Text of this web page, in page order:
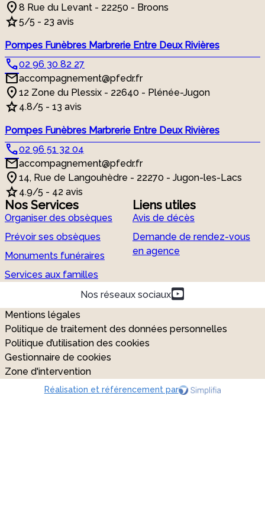
8 Rue du Levant - 22250 - Broons
5/5 - 23 avis
Pompes Funèbres Marbrerie Entre Deux Rivières
02 96 30 82 27
accompagnement@pfedr.fr
12 Zone du Plessix - 22640 - Plénée-Jugon
4.8/5 - 13 avis
Pompes Funèbres Marbrerie Entre Deux Rivières
02 96 51 32 04
accompagnement@pfedr.fr
14, Rue de Langouhèdre - 22270 - Jugon-les-Lacs
4.9/5 - 42 avis
Nos Services
Organiser des obsèques
Prévoir ses obsèques
Monuments funéraires
Services aux familles
Liens utiles
Avis de décès
Demande de rendez-vous
en agence
Nos réseaux sociaux
Mentions légales
Politique de traitement des données personnelles
Politique d’utilisation des cookies
Gestionnaire de cookies
Zone d'intervention
Réalisation et référencement par